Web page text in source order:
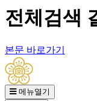
전체검색
본문 바로가기
메뉴열기